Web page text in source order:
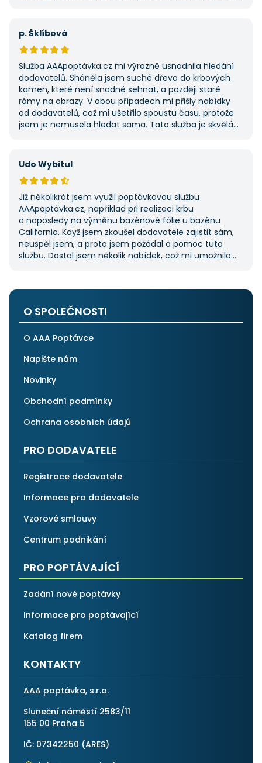
první, ale se službou jsem byl spokojený, protože mi
umožnila najít rychlé řešení. Vše proběhlo v pořádku
a příště jejich službu využiji znovu.
p. Šklíbová
Služba AAApoptávka.cz mi výrazně usnadnila hledání
dodavatelů. Sháněla jsem suché dřevo do krbových
kamen, které není snadné sehnat, a později staré
rámy na obrazy. V obou případech mi přišly nabídky
od dodavatelů, což mi ušetřilo spoustu času, protože
jsem je nemusela hledat sama. Tato služba je skvělá
Udo Wybitul
Již několikrát jsem využil poptávkovou službu
AAApoptávka.cz, například při realizaci krbu
a naposledy na výměnu bazénové fólie u bazénu
California. Když jsem zkoušel dodavatele zajistit sám,
neuspěl jsem, a proto jsem požádal o pomoc tuto
službu. Dostal jsem několik nabídek, což mi umožnilo
i ostatním.
O SPOLEČNOSTI
O AAA Poptávce
Napište nám
Novinky
Obchodní podmínky
Ochrana osobních údajů
PRO DODAVATELE
Registrace dodavatele
Informace pro dodavatele
Vzorové smlouvy
Centrum podnikání
PRO POPTÁVAJÍCÍ
Zadání nové poptávky
Informace pro poptávající
Katalog firem
KONTAKTY
AAA poptávka, s.r.o.
Sluneční náměstí 2583/11
155 00 Praha 5
IČ: 07342250 (ARES)